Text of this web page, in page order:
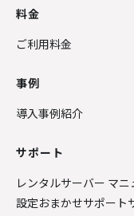
料金
ご利用料金
事例
導入事例紹介
サポート
レンタルサーバー マニ
設定おまかせサポート